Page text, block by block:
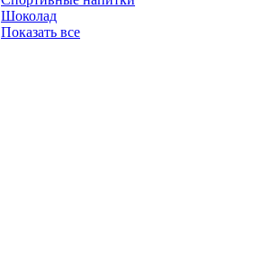
Шоколад
Показать все